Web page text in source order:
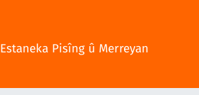
Estaneka Pisîng û Merreyan